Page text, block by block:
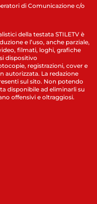
di Comunicazione c/o
della testata STILETV è
e l’uso, anche parziale,
filmati, loghi, grafiche
dispositivo
registrazioni, cover e
autorizzata. La redazione
sul sito. Non potendo
disponibile ad eliminarli su
offensivi e oltraggiosi.